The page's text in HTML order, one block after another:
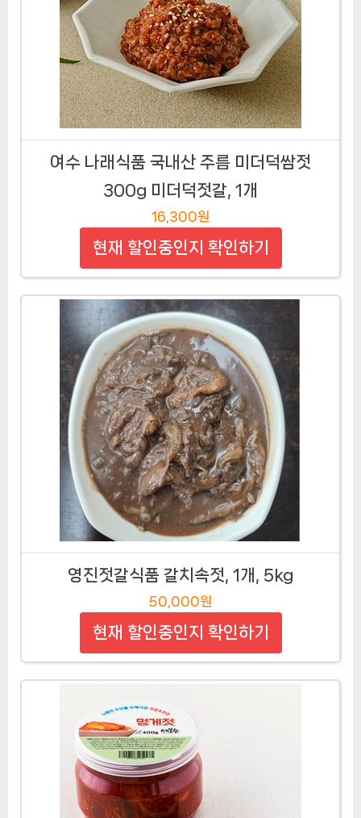
여수 나래식품 국내산 주름 미더덕쌈젓
300g 미더덕젓갈, 1개
16,300원
현재 할인중인지 확인하기
영진젓갈식품 갈치속젓, 1개, 5kg
50,000원
현재 할인중인지 확인하기